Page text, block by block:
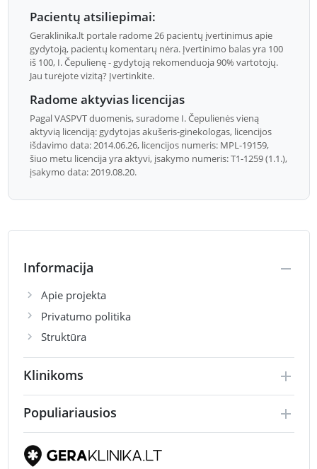
Pacientų atsiliepimai:
Geraklinika.lt portale radome 26 pacientų įvertinimus apie
gydytoją, pacientų komentarų nėra. Įvertinimo balas yra 100
iš 100, I. Čepulienę - gydytoją rekomenduoja 90% vartotojų.
Jau turėjote vizitą? Įvertinkite.
Radome aktyvias licencijas
Pagal VASPVT duomenis, suradome I. Čepulienės vieną
aktyvią licenciją: gydytojas akušeris-ginekologas, licencijos
išdavimo data: 2014.06.26, licencijos numeris: MPL-19159,
šiuo metu licencija yra aktyvi, įsakymo numeris: T1-1259 (1.1.),
įsakymo data: 2019.08.20.
Informacija
Apie projekta
Privatumo politika
Struktūra
Klinikoms
Populiariausios